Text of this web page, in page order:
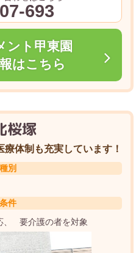
693
ント甲東園
はこちら
桜塚
体制も充実しています！
別
件
要介護の者を対象